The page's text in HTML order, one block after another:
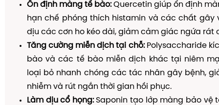
Ổn định màng tế bào:Quercetin giúp ổn định
hạn chế phóng thích histamin và các chất gây
dịu các cơn ho kéo dài, giảm cảm giác ngứa rát
Tăng cường miễn dịch tại chỗ:Polysaccharide
bào và các tế bào miễn dịch khác tại niêm
loại bỏ nhanh chóng các tác nhân gây bệnh,
nhiễm và rút ngắn thời gian hồi phục.
Làm dịu cổ họng:Saponin tạo lớp màng bảo vệ